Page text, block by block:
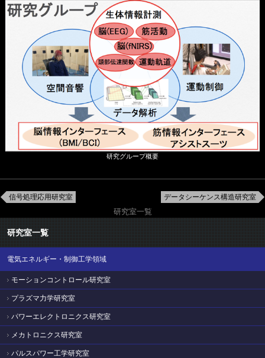
研究グループ概要
信号処理応用研究室 データシーケンス構造研究室
研究室一覧
研究室一覧
電気エネルギー・制御工学領域
モーションコントロール研究室
プラズマ力学研究室
パワーエレクトロニクス研究室
メカトロニクス研究室
パルスパワー工学研究室